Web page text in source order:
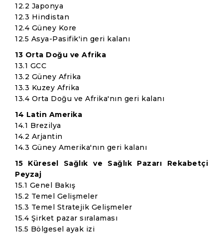
12.2 Japonya
12.3 Hindistan
12.4 Güney Kore
12.5 Asya-Pasifik'in geri kalanı
13 Orta Doğu ve Afrika
13.1 GCC
13.2 Güney Afrika
13.3 Kuzey Afrika
13.4 Orta Doğu ve Afrika'nın geri kalanı
14 Latin Amerika
14.1 Brezilya
14.2 Arjantin
14.3 Güney Amerika'nın geri kalanı
15 Küresel Sağlık ve Sağlık Pazarı Rekabetçi
Peyzaj
15.1 Genel Bakış
15.2 Temel Gelişmeler
15.3 Temel Stratejik Gelişmeler
15.4 Şirket pazar sıralaması
15.5 Bölgesel ayak izi